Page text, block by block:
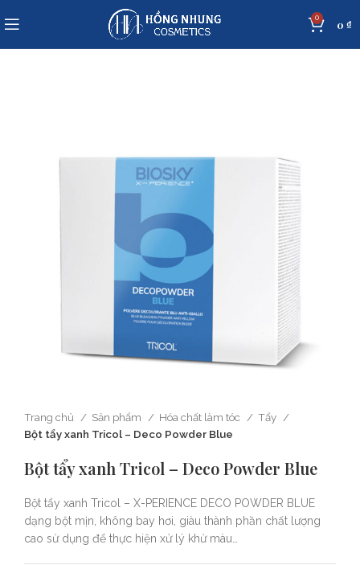
0 0 ₫
Trang chủ Sản phẩm Hóa chất làm tóc
Tẩy
Bột tẩy xanh Tricol – Deco Powder Blue
Bột tẩy xanh Tricol – Deco Powder Blue
Bột tẩy xanh Tricol – X-PERIENCE DECO POWDER BLUE
dạng bột mịn, không bay hơi, giàu thành phần chất lượng
cao sử dụng để thực hiện xử lý khử màu…